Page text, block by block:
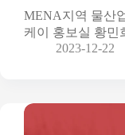
MENA지역 물산
케이 홍보실 황
2023-12-22